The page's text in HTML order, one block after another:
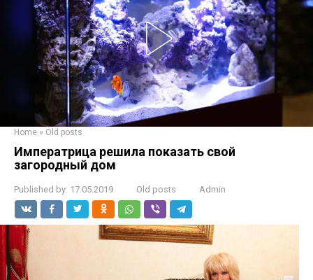
Home » Old posts
Императрица решила показать свой
загородный дом
Published by: 17.05.2019 Old posts Admin